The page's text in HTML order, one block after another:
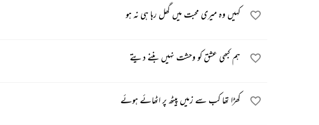
کہیں وہ میری محبت میں گھل رہا ہی نہ ہو
ہم کبھی عشق کو وحشت نہیں بننے دیتے
کھڑا تھا کب سے زمیں پیٹھ پر اٹھائے ہوئے